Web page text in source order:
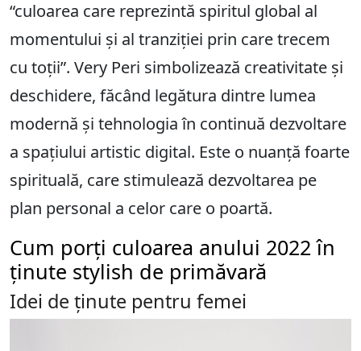
“culoarea care reprezintă spiritul global al
momentului și al tranziției prin care trecem
cu toții”. Very Peri simbolizează creativitate și
deschidere, făcând legătura dintre lumea
modernă și tehnologia în continuă dezvoltare
a spațiului artistic digital. Este o nuanță foarte
spirituală, care stimulează dezvoltarea pe
plan personal a celor care o poartă.
Cum porți culoarea anului 2022 în
ținute stylish de primăvară
Idei de ținute pentru femei